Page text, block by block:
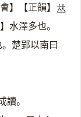
】【正韻】 𠀤
水澤多也。
。楚郢以南曰
。